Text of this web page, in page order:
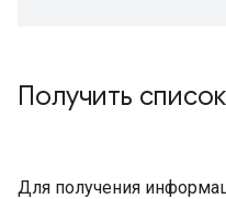
Получить
Для получения